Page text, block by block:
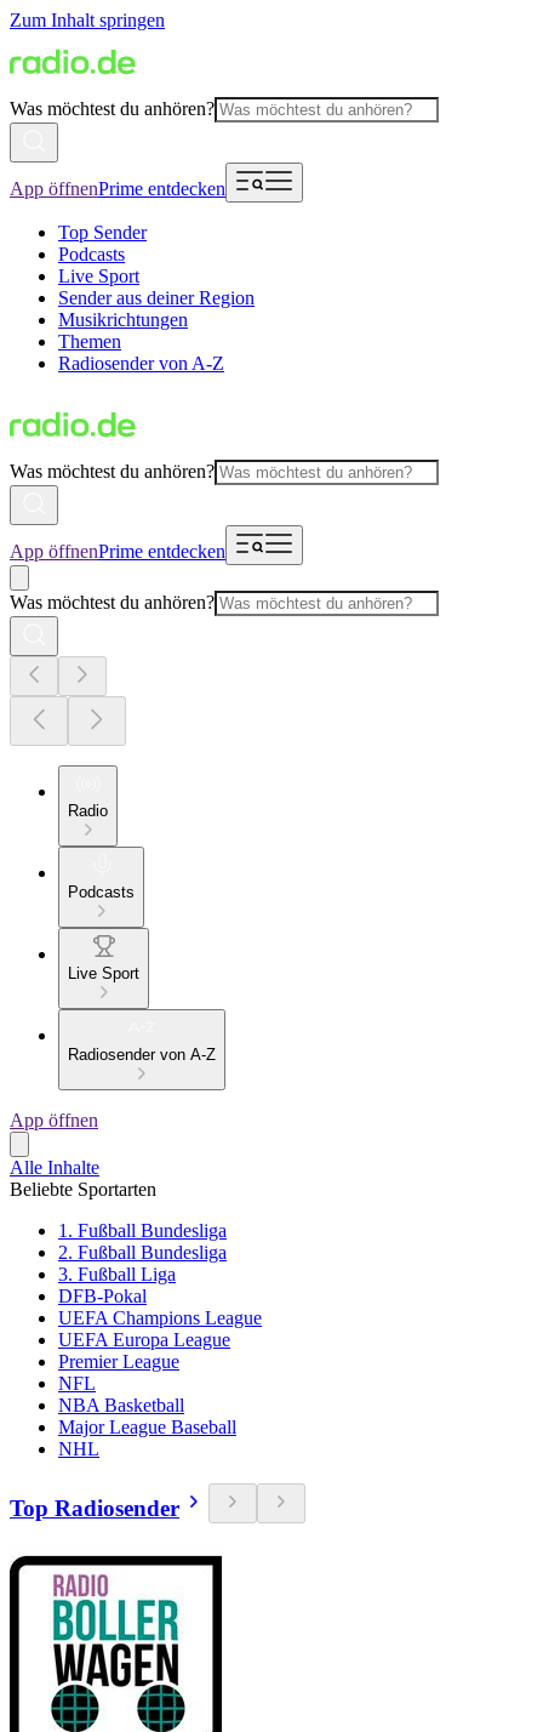
Zum Inhalt springen
Was möchtest du anhören?
App öffnenPrime entdecken
Top Sender
Podcasts
Live Sport
Sender aus deiner Region
Musikrichtungen
Themen
Radiosender von A-Z
Was möchtest du anhören?
App öffnenPrime entdecken
Was möchtest du anhören?
Radio
Podcasts
Live Sport
Radiosender von A-Z
App öffnen
Alle Inhalte
Beliebte Sportarten
1. Fußball Bundesliga
2. Fußball Bundesliga
3. Fußball Liga
DFB-Pokal
UEFA Champions League
UEFA Europa League
Premier League
NFL
NBA Basketball
Major League Baseball
NHL
Top Radiosender